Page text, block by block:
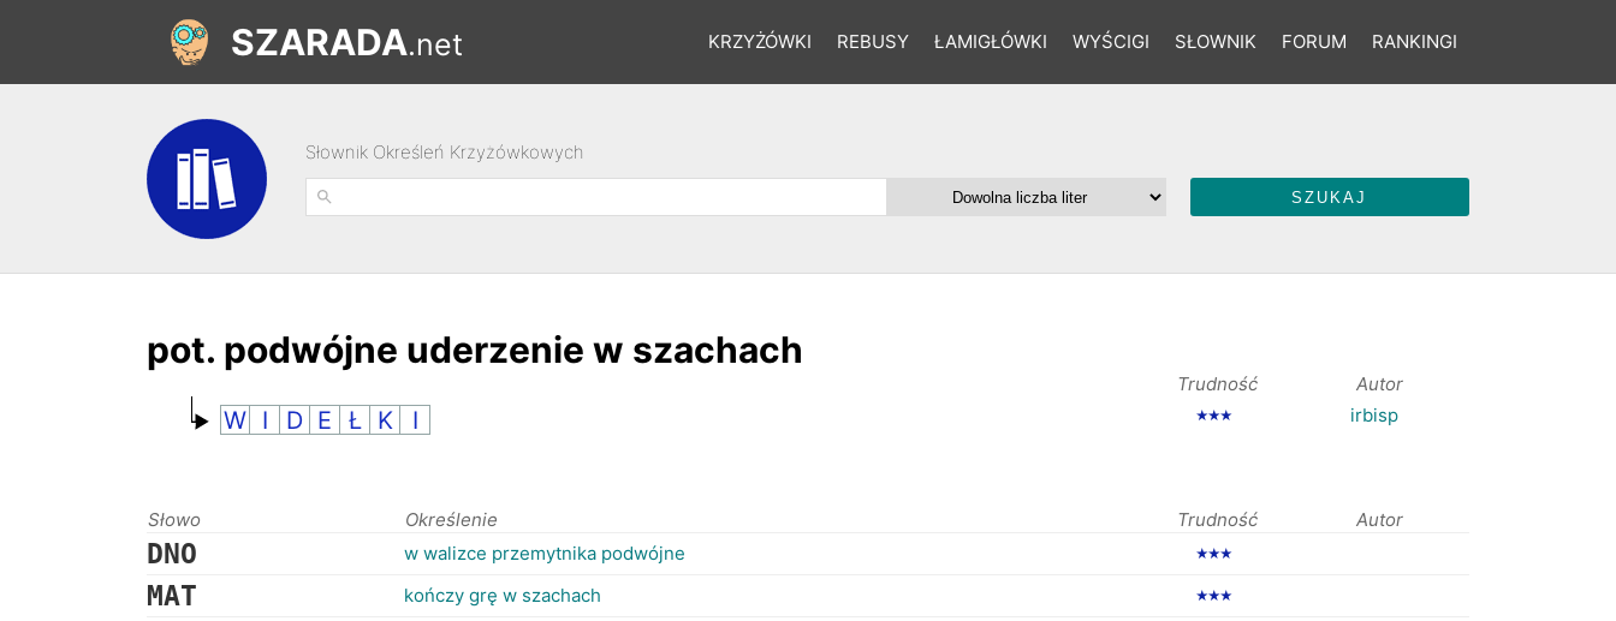
KRZYŻÓWKI REBUSY ŁAMIGŁÓWKI WYŚCIGI SŁOWNIK FORUM RANKINGI
SZARADA.net
Słownik Określeń Krzyżówkowych
pot. podwójne uderzenie w szachach
Trudność Autor
W I D E Ł K I ★★★ irbisp
Słowo Określenie Trudność Autor
DNO w walizce przemytnika podwójne ★★★
MAT kończy grę w szachach ★★★